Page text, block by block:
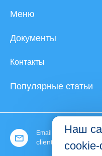
Меню
Документы
Контакты
Популярные статьи
Email:
client@expert-
Наш